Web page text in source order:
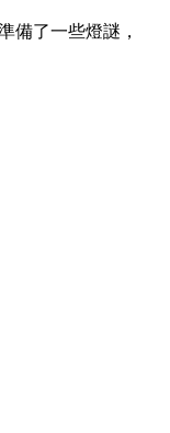
備了一些燈謎，